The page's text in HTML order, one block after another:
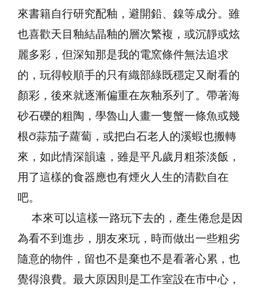
來書籍自行研究配釉，避開鉛、鎳等成分。雖
也喜歡天目釉結晶釉的層次繁複，或沉靜或炫
麗多彩，但深知那是我的電窯條件無法追求
的，玩得較順手的只有織部綠既穩定又耐看的
顏彩，後來就逐漸偏重在灰釉系列了。帶著海
砂石礫的粗陶，學魯山人畫一隻蟹一條魚或幾
根蒜茄子蘿蔔，或把白石老人的溪蝦也搬轉
來，如此情深韻遠，雖是平凡歲月粗茶淡飯，
用了這樣的食器應也有煙火人生的清歡自在
吧。
本來可以這樣一路玩下去的，產生倦怠是因
為看不到進步，朋友來玩，時而做出一些粗劣
隨意的物件，留也不是棄也不是看著心累，也
覺得浪費。最大原因則是工作室設在市中心，